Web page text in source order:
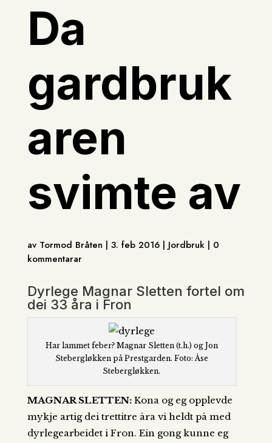
Da
gardbruk
aren
svimte av
av Tormod Bråten | 3. feb 2016 | Jordbruk | 0
kommentarar
Dyrlege Magnar Sletten fortel om
dei 33 åra i Fron
Har lammet feber? Magnar Sletten (t.h.) og Jon
Stebergløkken på Prestgarden. Foto: Åse
Stebergløkken.
MAGNAR SLETTEN:Kona og eg opplevde
mykje artig dei trettitre åra vi heldt på med
dyrlegearbeidet i Fron. Ein gong kunne eg